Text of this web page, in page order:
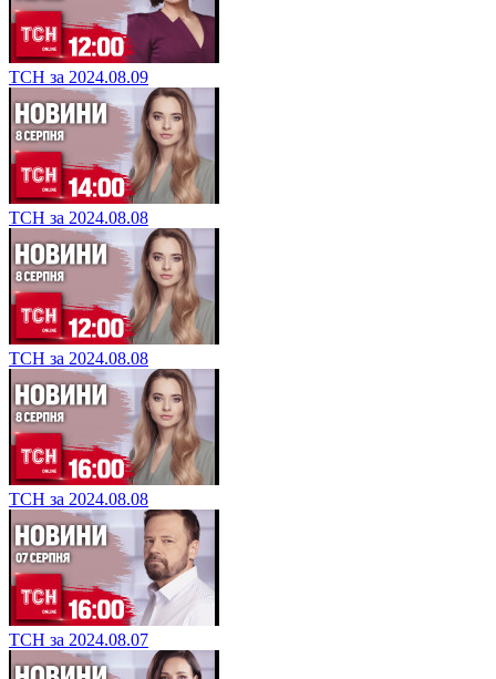
ТСН за 2024.08.09
ТСН за 2024.08.08
ТСН за 2024.08.08
ТСН за 2024.08.08
ТСН за 2024.08.07